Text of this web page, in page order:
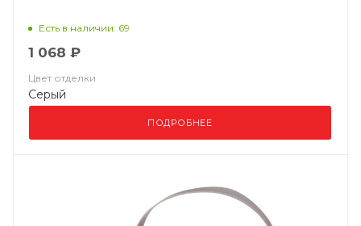
Есть в наличии: 69
1 068 ₽
Цвет отделки
Серый
ПОДРОБНЕЕ